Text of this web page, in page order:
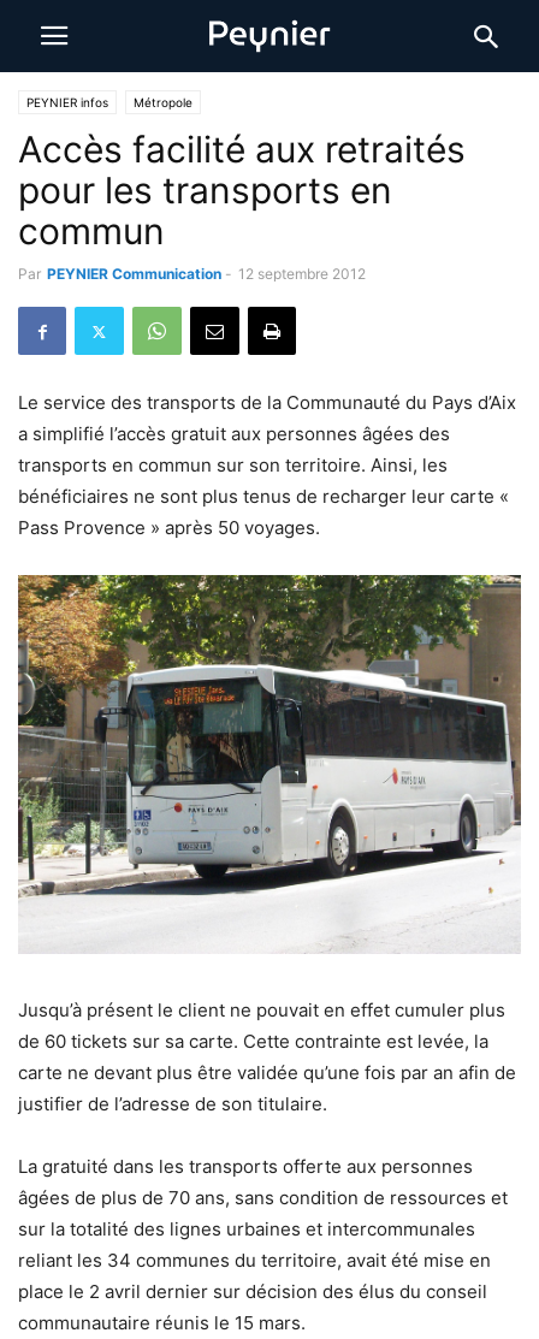
PEYNIER infos Métropole
Accès facilité aux retraités
pour les transports en
commun
Par PEYNIER Communication - 12 septembre 2012
Le service des transports de la Communauté du Pays d’Aix
a simplifié l’accès gratuit aux personnes âgées des
transports en commun sur son territoire. Ainsi, les
bénéficiaires ne sont plus tenus de recharger leur carte «
Pass Provence » après 50 voyages.
Jusqu’à présent le client ne pouvait en effet cumuler plus
de 60 tickets sur sa carte. Cette contrainte est levée, la
carte ne devant plus être validée qu’une fois par an afin de
justifier de l’adresse de son titulaire.
La gratuité dans les transports offerte aux personnes
âgées de plus de 70 ans, sans condition de ressources et
sur la totalité des lignes urbaines et intercommunales
reliant les 34 communes du territoire, avait été mise en
place le 2 avril dernier sur décision des élus du conseil
communautaire réunis le 15 mars.